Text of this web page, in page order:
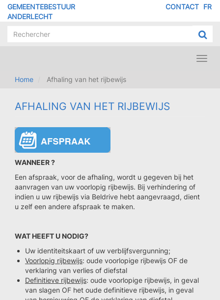
Overslaan
GEMEENTEBESTUUR
ANDERLECHT
FR
CONTACT
Home
Afhaling van het rijbewijs
AFHALING VAN HET RIJBEWIJS
WANNEER ?
Een afspraak, voor de afhaling, wordt u gegeven bij het
aanvragen van uw voorlopig rijbewijs. Bij verhindering of
indien u uw rijbewijs via Beldrive hebt aangevraagd, dient
u zelf een andere afspraak te maken.
WAT HEEFT U NODIG?
Uw identiteitskaart of uw verblijfsvergunning;
Voorlopig rijbewijs: oude voorlopige rijbewijs OF de
verklaring van verlies of diefstal
Definitieve rijbewijs: oude voorlopige rijbewijs, in geval
van slagen OF het oude definitieve rijbewijs, in geval